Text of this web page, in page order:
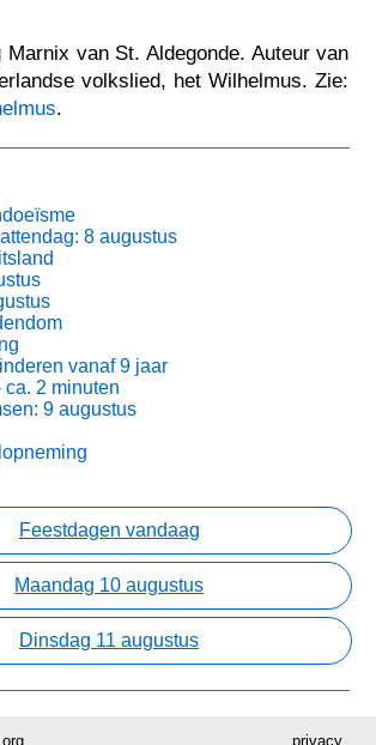
Marnix van St. Aldegonde. Auteur van
volkslied, het Wilhelmus. Zie:
.
8 augustus
vanaf 9 jaar
ca. 2 minuten
9 augustus
Feestdagen vandaag
Maandag 10 augustus
Dinsdag 11 augustus
privacy